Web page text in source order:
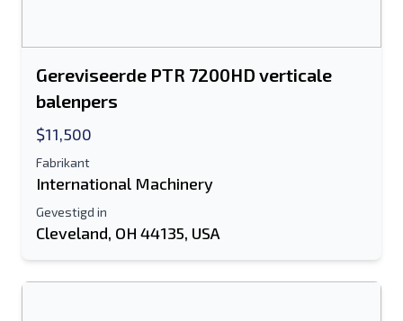
Gereviseerde PTR 7200HD verticale
balenpers
$11,500
Fabrikant
International Machinery
Gevestigd in
Cleveland, OH 44135, USA